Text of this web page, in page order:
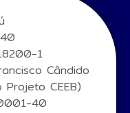
1
Cândido
CEEB)
40